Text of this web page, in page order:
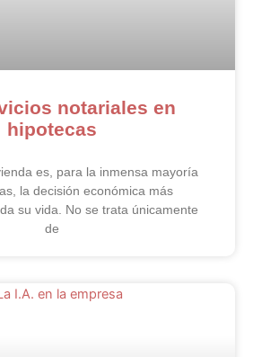
notariales en
hipotecas
es, para la inmensa mayoría
la decisión económica más
su vida. No se trata únicamente
de